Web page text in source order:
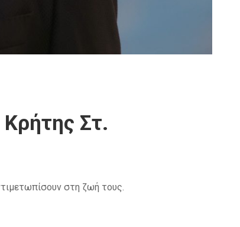
Στ.
στη ζωή τους.